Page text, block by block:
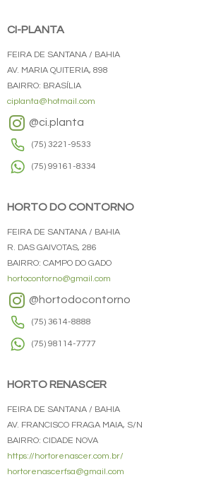
CI-PLANTA
FEIRA DE SANTANA / BAHIA
AV. MARIA QUITERIA, 898
BAIRRO: BRASÍLIA
ciplanta@hotmail.com
@ci.planta
(75) 3221-9533
(75) 99161-8334
HORTO DO CONTORNO
FEIRA DE SANTANA / BAHIA
R. DAS GAIVOTAS, 286
BAIRRO: CAMPO DO GADO
hortocontorno@gmail.com
@hortodocontorno
(75) 3614-8888
(75) 98114-7777
HORTO RENASCER
FEIRA DE SANTANA / BAHIA
AV. FRANCISCO FRAGA MAIA, S/N
BAIRRO: CIDADE NOVA
https://hortorenascer.com.br/
hortorenascerfsa@gmail.com